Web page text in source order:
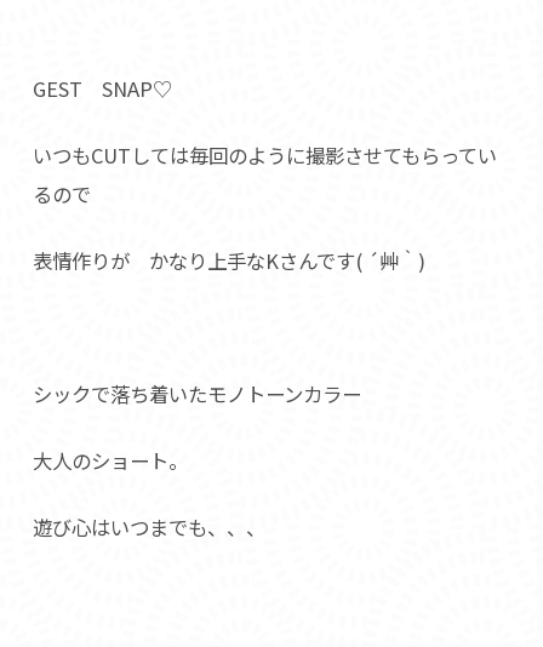
GEST SNAP♡
いつもCUTしては毎回のように撮影させてもらってい
るので
表情作りが かなり上手なKさんです( ´艸｀)
シックで落ち着いたモノトーンカラー
大人のショート。
遊び心はいつまでも、、、